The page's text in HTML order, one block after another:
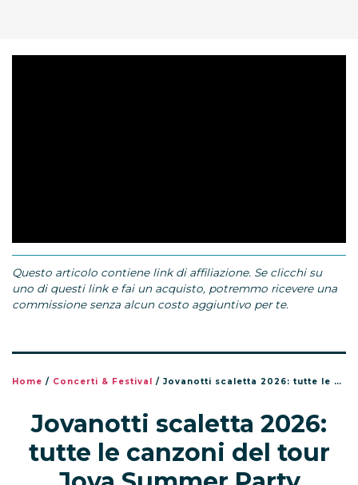
Questo articolo contiene link di affiliazione. Se clicchi su
uno di questi link e fai un acquisto, potremmo ricevere una
commissione senza alcun costo aggiuntivo per te.
Home / Concerti & Festival / Jovanotti scaletta 2026: tutte le canzoni del tour Jova Summer Party
Jovanotti scaletta 2026:
tutte le canzoni del tour